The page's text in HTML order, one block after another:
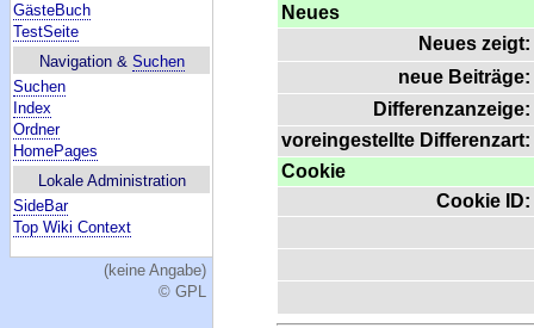
GästeBuch
TestSeite
Navigation & Suchen
Suchen
Index
Ordner
HomePages
Lokale Administration
SideBar
Top Wiki Context
(keine Angabe)
© GPL
Neues
Neues zeigt:
neue Beiträge:
Differenzanzeige:
voreingestellte Differenzart:
Cookie
Cookie ID: